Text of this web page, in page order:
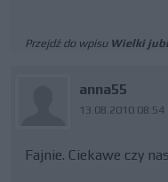
Przejdź do wpisu Wielki
anna55
13.08.2010 08:54
Fajnie. Ciekawe czy